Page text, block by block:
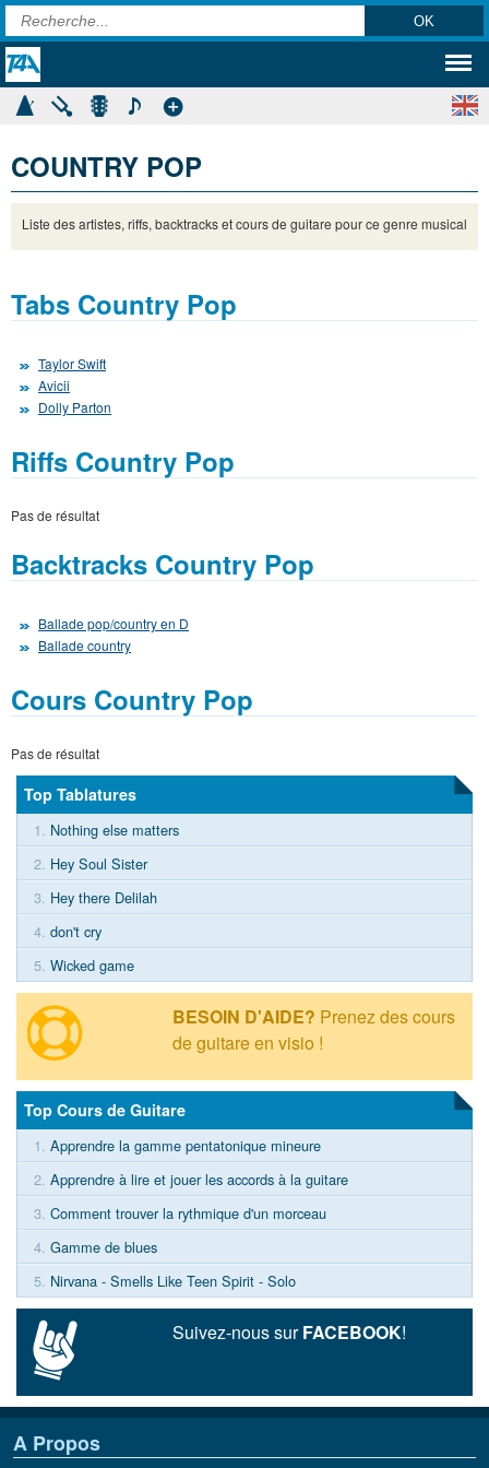
COUNTRY POP
Liste des artistes, riffs, backtracks et cours de guitare pour ce genre musical
Tabs Country Pop
Taylor Swift
Avicii
Dolly Parton
Riffs Country Pop
Pas de résultat
Backtracks Country Pop
Ballade pop/country en D
Ballade country
Cours Country Pop
Pas de résultat
Top Tablatures
1. Nothing else matters
2. Hey Soul Sister
3. Hey there Delilah
4. don't cry
5. Wicked game
BESOIN D'AIDE? Prenez des cours
de guitare en visio !
Top Cours de Guitare
1. Apprendre la gamme pentatonique mineure
2. Apprendre à lire et jouer les accords à la guitare
3. Comment trouver la rythmique d'un morceau
4. Gamme de blues
5. Nirvana - Smells Like Teen Spirit - Solo
Suivez-nous surFACEBOOK!
A Propos